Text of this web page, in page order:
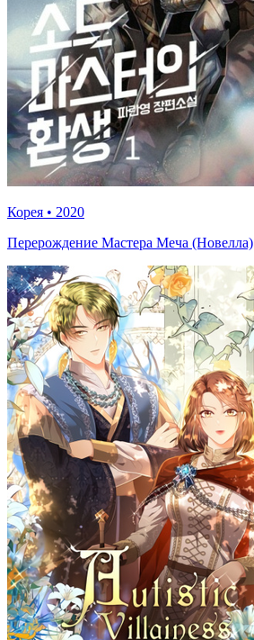
Корея • 2020
Перерождение Мастера Меча (Новелла)